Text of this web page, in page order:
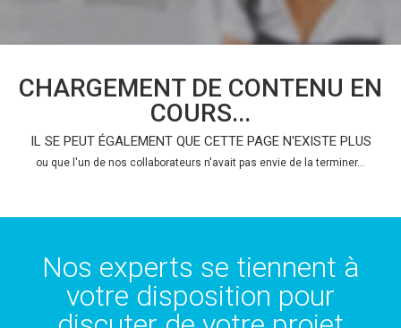
CHARGEMENT DE CONTENU EN
COURS...
IL SE PEUT ÉGALEMENT QUE CETTE PAGE N'EXISTE PLUS
ou que l'un de nos collaborateurs n'avait pas envie de la terminer...
Nos experts se tiennent à
votre disposition pour